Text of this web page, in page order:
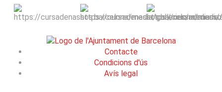
Contacte
Condicions d'ús
Avís legal